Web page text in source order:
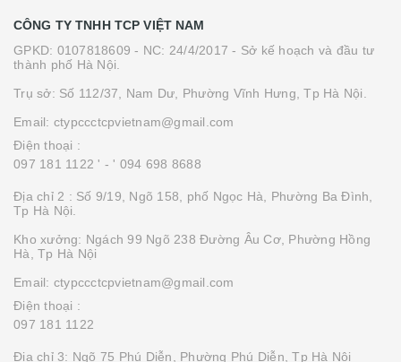
CÔNG TY TNHH TCP VIỆT NAM
GPKD: 0107818609 - NC: 24/4/2017 - Sở kế hoạch và đầu tư
thành phố Hà Nội.
Trụ sở: Số 112/37, Nam Dư, Phường Vĩnh Hưng, Tp Hà Nội.
Email: ctypccctcpvietnam@gmail.com
Điện thoại :
097 181 1122 ' - ' 094 698 8688
Địa chỉ 2 : Số 9/19, Ngõ 158, phố Ngọc Hà, Phường Ba Đình,
Tp Hà Nội.
Kho xưởng: Ngách 99 Ngõ 238 Đường Âu Cơ, Phường Hồng
Hà, Tp Hà Nội
Email: ctypccctcpvietnam@gmail.com
Điện thoại :
097 181 1122
Địa chỉ 3: Ngõ 75 Phú Diễn, Phường Phú Diễn, Tp Hà Nội